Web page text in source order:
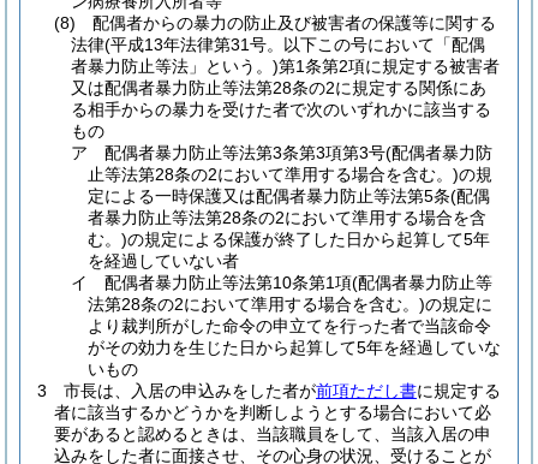
(8)
配偶者からの暴力の防止及び被害者の保護等に関する
法律(平成13年法律第31号。以下この号において「配偶
者暴力防止等法」という。)第1条第2項に規定する被害者
又は配偶者暴力防止等法第28条の2に規定する関係にあ
る相手からの暴力を受けた者で次のいずれかに該当する
もの
ア
配偶者暴力防止等法第3条第3項第3号(配偶者暴力防
止等法第28条の2において準用する場合を含む。)の規
定による一時保護又は配偶者暴力防止等法第5条(配偶
者暴力防止等法第28条の2において準用する場合を含
む。)の規定による保護が終了した日から起算して5年
を経過していない者
イ
配偶者暴力防止等法第10条第1項(配偶者暴力防止等
法第28条の2において準用する場合を含む。)の規定に
より裁判所がした命令の申立てを行った者で当該命令
がその効力を生じた日から起算して5年を経過していな
いもの
3
市長は、入居の申込みをした者が前項ただし書に規定する
者に該当するかどうかを判断しようとする場合において必
要があると認めるときは、当該職員をして、当該入居の申
込みをした者に面接させ、その心身の状況、受けることが